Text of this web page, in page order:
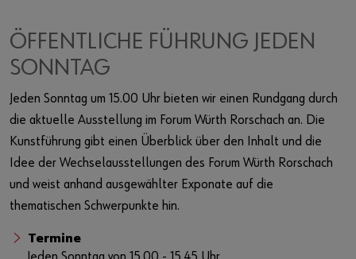
ÖFFENTLICHE FÜHRUNG JEDEN
SONNTAG
Jeden Sonntag um 15.00 Uhr bieten wir einen Rundgang durch
die aktuelle Ausstellung im Forum Würth Rorschach an. Die
Kunstführung gibt einen Überblick über den Inhalt und die
Idee der Wechselausstellungen des Forum Würth Rorschach
und weist anhand ausgewählter Exponate auf die
thematischen Schwerpunkte hin.
Termine